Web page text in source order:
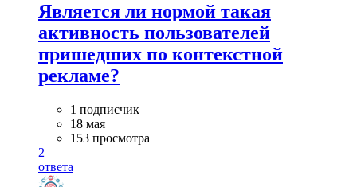
Является ли нормой такая
активность пользователей
пришедших по контекстной
рекламе?
1 подписчик
18 мая
153 просмотра
2
ответа